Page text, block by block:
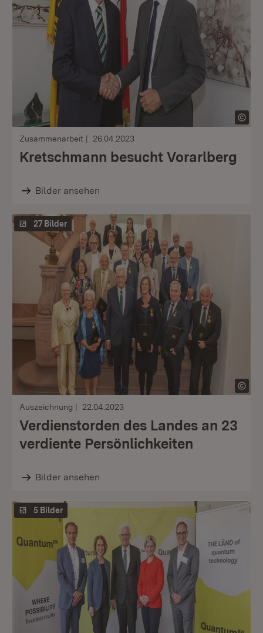
Zusammenarbeit 26.04.2023
Kretschmann besucht Vorarlberg
Bilder ansehen
27 Bilder
Auszeichnung 22.04.2023
Verdienstorden des Landes an 23
verdiente Persönlichkeiten
Bilder ansehen
5 Bilder